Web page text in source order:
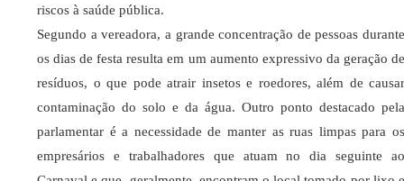
riscos à saúde pública.
Segundo a vereadora, a grande concentração de pessoas durante
os dias de festa resulta em um aumento expressivo da geração de
resíduos, o que pode atrair insetos e roedores, além de causar
contaminação do solo e da água. Outro ponto destacado pela
parlamentar é a necessidade de manter as ruas limpas para os
empresários e trabalhadores que atuam no dia seguinte ao